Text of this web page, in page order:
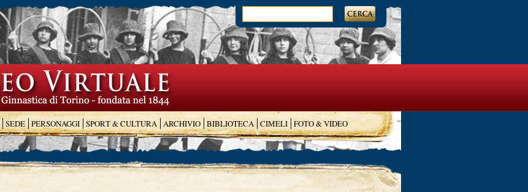
SEDE PERSONAGGI SPORT & CULTURA ARCHIVIO BIBLIOTECA CIMELI FOTO & VIDEO